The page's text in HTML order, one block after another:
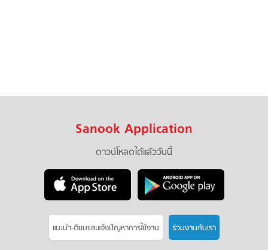
Sanook Application
ดาวน์โหลดได้แล้ววันนี้
แนะนำ-ติชมเเละแจ้งปัญหาการใช้งาน ร่วมงานกับเรา